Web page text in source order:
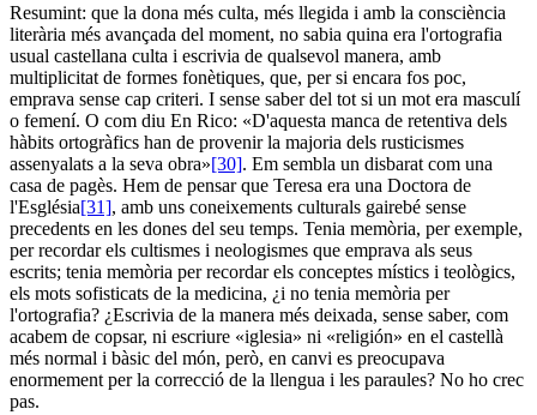
Resumint: que la dona més culta, més llegida i amb la consciència
literària més avançada del moment, no sabia quina era l'ortografia
usual castellana culta i escrivia de qualsevol manera, amb
multiplicitat de formes fonètiques, que, per si encara fos poc,
emprava sense cap criteri. I sense saber del tot si un mot era masculí
o femení. O com diu En Rico: «D'aquesta manca de retentiva dels
hàbits ortogràfics han de provenir la majoria dels rusticismes
assenyalats a la seva obra»[30]. Em sembla un disbarat com una
casa de pagès. Hem de pensar que Teresa era una Doctora de
l'Església[31], amb uns coneixements culturals gairebé sense
precedents en les dones del seu temps. Tenia memòria, per exemple,
per recordar els cultismes i neologismes que emprava als seus
escrits; tenia memòria per recordar els conceptes místics i teològics,
els mots sofisticats de la medicina, ¿i no tenia memòria per
l'ortografia? ¿Escrivia de la manera més deixada, sense saber, com
acabem de copsar, ni escriure «iglesia» ni «religión» en el castellà
més normal i bàsic del món, però, en canvi es preocupava
enormement per la correcció de la llengua i les paraules? No ho crec
pas.